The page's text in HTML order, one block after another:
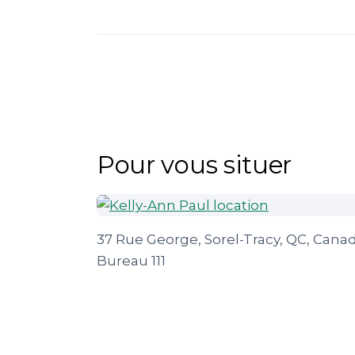
Pour vous situer
37 Rue George, Sorel-Tracy, QC,
Bureau 111